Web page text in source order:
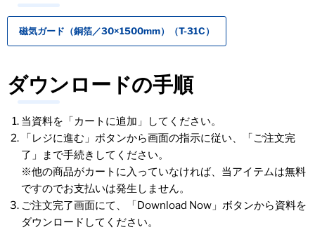
磁気ガード（銅箔／30×1500mm）（T-31C）
ダウンロードの手順
当資料を「カートに追加」してください。
「レジに進む」ボタンから画面の指示に従い、「ご注文完
了」まで手続きしてください。
※他の商品がカートに入っていなければ、当アイテムは無料
ですのでお支払いは発生しません。
ご注文完了画面にて、「Download Now」ボタンから資料を
ダウンロードしてください。